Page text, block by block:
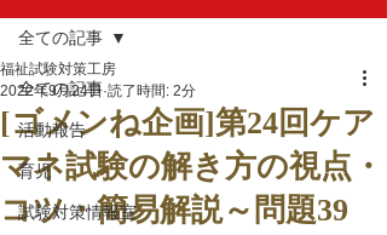
全ての記事
活動報告
育児
試験対策情報室
全ての記事
[ゴメンね企画]第24回ケア
マネ試験の解き方の視点・
コツ・簡易解説～問題39
福祉試験対策工房
2022年9月24日 読了時間: 2分